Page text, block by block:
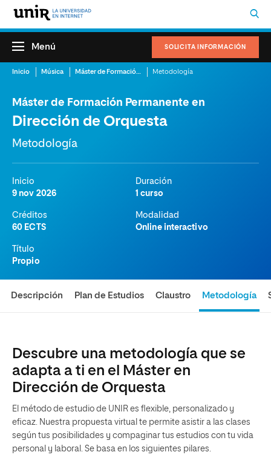
SOLICITA INFORMACIÓN
Menú
Inicio Música Máster de Formación Permanente en Dirección de Orquesta Metodología
Máster de Formación Permanente en
Dirección de Orquesta
Metodología
Inicio
9 nov 2026
Duración
1 curso
Créditos
60 ECTS
Modalidad
Online interactivo
Título
Propio
Descripción Plan de Estudios Claustro Metodología
Descubre una metodología que se
adapta a ti en el Máster en
Dirección de Orquesta
El método de estudio de UNIR es flexible, personalizado y
eficaz. Nuestra propuesta virtual te permite asistir a las clases
según tus posibilidades y compaginar tus estudios con tu vida
personal y laboral. Se basa en los siguientes pilares.